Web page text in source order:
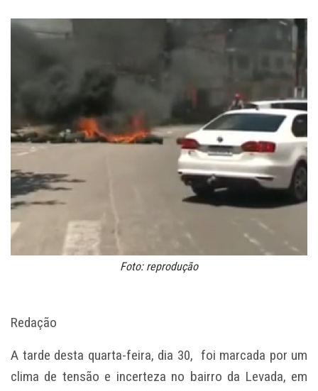
Foto: reprodução
Redação
A tarde desta quarta-feira, dia 30, foi marcada por um
clima de tensão e incerteza no bairro da Levada, em